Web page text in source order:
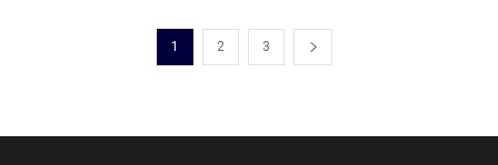
1 2 3